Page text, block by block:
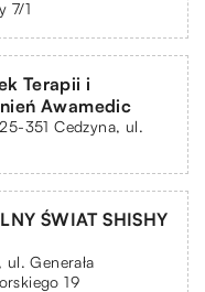
7/1
Terapii i
Awamedic
351 Cedzyna, ul.
ŚWIAT SHISHY
Generała
19